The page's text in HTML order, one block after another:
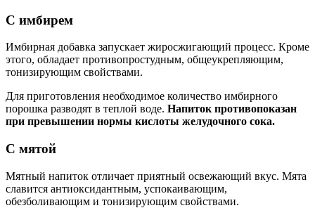
С имбирем
Имбирная добавка запускает жиросжигающий процесс. Кроме
этого, обладает противопростудным, общеукрепляющим,
тонизирующим свойствами.
Для приготовления необходимое количество имбирного
порошка разводят в теплой воде. Напиток противопоказан
при превышении нормы кислоты желудочного сока.
С мятой
Мятный напиток отличает приятный освежающий вкус. Мята
славится антиоксидантным, успокаивающим,
обезболивающим и тонизирующим свойствами.